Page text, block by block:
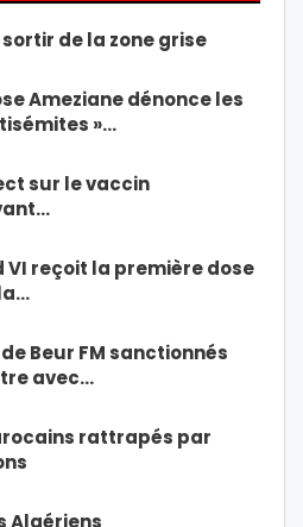
de la zone grise
Ameziane dénonce les
»…
sur le vaccin
VI reçoit la première dose
Beur FM sanctionnés
avec…
rattrapés par